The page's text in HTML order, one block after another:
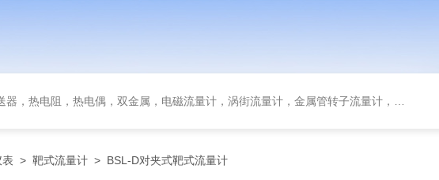
阻，热电偶，双金属，电磁流量计，涡街流量计，金属管转子流量计，磁翻板液位计，超声波液位计
> 靶式流量计 > BSL-D对夹式靶式流量计